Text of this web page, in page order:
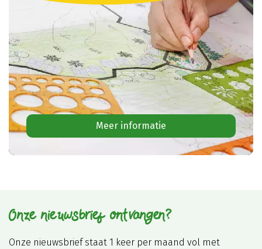
Meer informatie
Onze nieuwsbrief ontvangen?
Onze nieuwsbrief staat 1 keer per maand vol met